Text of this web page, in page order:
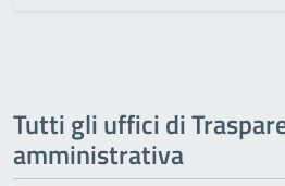
Tutti gli uffici di
amministrativa